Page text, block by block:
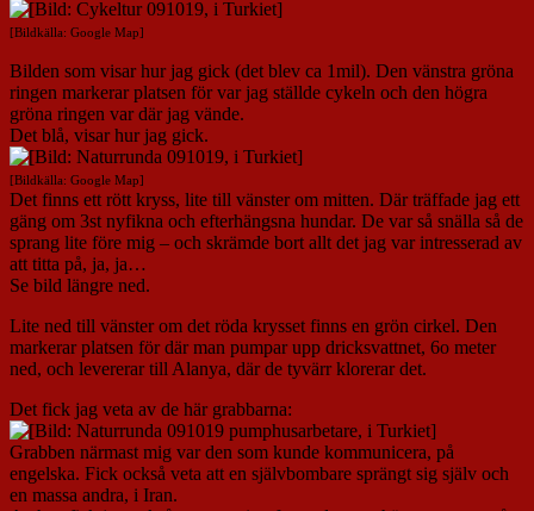
[Bildkälla: Google Map]
Bilden som visar hur jag gick (det blev ca 1mil). Den vänstra gröna
ringen markerar platsen för var jag ställde cykeln och den högra
gröna ringen var där jag vände.
Det blå, visar hur jag gick.
[Bildkälla: Google Map]
Det finns ett rött kryss, lite till vänster om mitten. Där träffade jag ett
gäng om 3st nyfikna och efterhängsna hundar. De var så snälla så de
sprang lite före mig – och skrämde bort allt det jag var intresserad av
att titta på, ja, ja…
Se bild längre ned.
Lite ned till vänster om det röda krysset finns en grön cirkel. Den
markerar platsen för där man pumpar upp dricksvattnet, 6o meter
ned, och levererar till Alanya, där de tyvärr klorerar det.
Det fick jag veta av de här grabbarna:
Grabben närmast mig var den som kunde kommunicera, på
engelska. Fick också veta att en självbombare sprängt sig själv och
en massa andra, i Iran.